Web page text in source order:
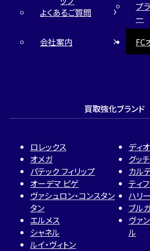
よくあるご質問
プ
ー
会社案内
FC
買取強化ブランド
ロレックス
オメガ
パテック フィリップ
オーデマ ピゲ
ヴァシュロン・コンスタン
タン
エルメス
シャネル
ルイ・ヴィトン
ディ
グッチ
カル
ティ
ハリ
ブル
ヴァ
ル